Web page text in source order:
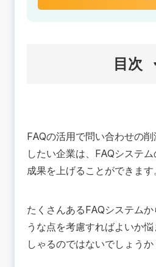
目次
検索
コンテンツ作成支援
分析・管理
FAQシステムの利用場面は？
何の目的でFAQシステムを導
問い合わせ件数を削減したい
FAQの活用で問い合わせの
したい企業は、FAQシステ
成果を上げることができます
たくさんあるFAQシステム
うな点を考慮すればよいか
しゃるのではないでしょうか